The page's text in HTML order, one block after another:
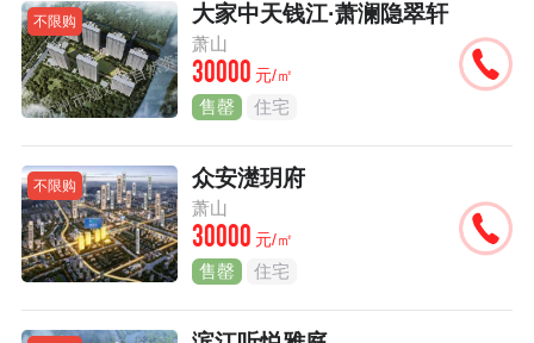
不限购 大家中天钱江·萧澜隐翠轩
萧山
30000 元/㎡
售罄 住宅
不限购 众安濋玥府
萧山
30000 元/㎡
售罄 住宅